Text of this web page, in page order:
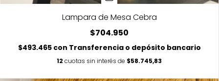
Lampara de Mesa Cebra
$704.950
$493.465 con Transferencia o depósito bancario
12 cuotas sin interés de $58.745,83